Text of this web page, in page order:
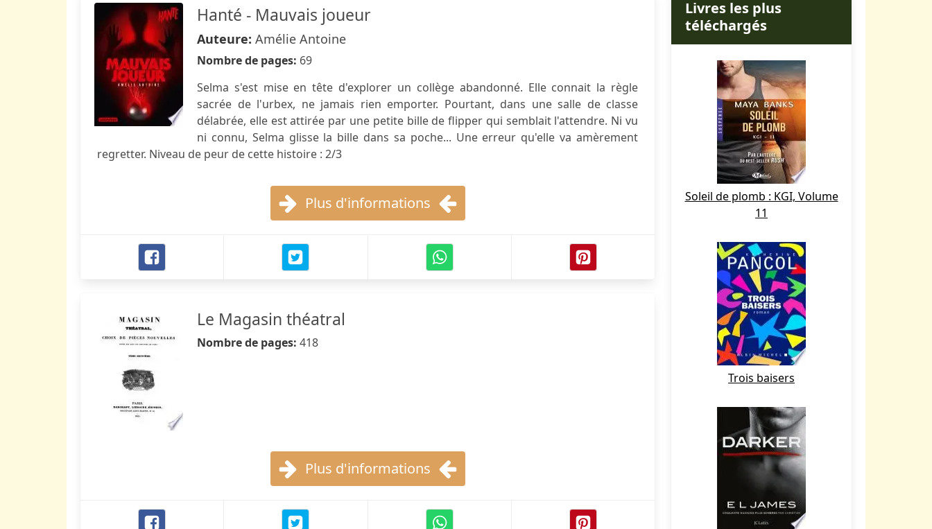
Hanté - Mauvais joueur
Auteure: Amélie Antoine
Nombre de pages: 69
Selma s'est mise en tête d'explorer un collège abandonné. Elle connait la règle
sacrée de l'urbex, ne jamais rien emporter. Pourtant, dans une salle de classe
délabrée, elle est attirée par une petite bille de flipper qui semblait l'attendre. Ni vu
ni connu, Selma glisse la bille dans sa poche... Une erreur qu'elle va amèrement
regretter. Niveau de peur de cette histoire : 2/3
Plus d'informations
Le Magasin théatral
Nombre de pages: 418
Plus d'informations
Livres les plus
téléchargés
Soleil de plomb : KGI, Volume
11
Trois baisers